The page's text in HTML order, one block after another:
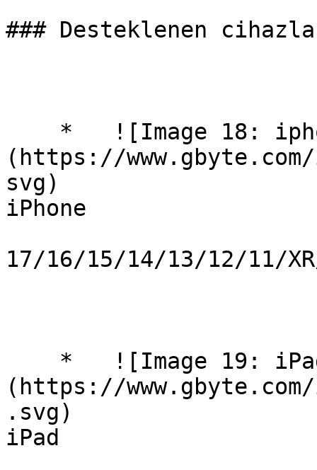
### Desteklenen
(https://
svg)
iPhone
17/​16/15/14/13/12/11/
(https://
.svg)
iPad